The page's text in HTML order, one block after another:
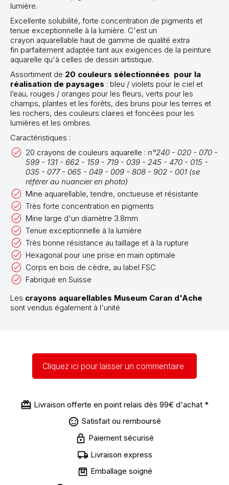
lumière.
Excellente solubilité, forte concentration de pigments et
tenue exceptionnelle à la lumière. C'est un
crayon aquarellable haut de gamme de qualité extra
fin parfaitement adaptée tant aux exigences de la peinture
aquarelle qu'à celles de dessin artistique.
Assortiment de 20 couleurs sélectionnées pour la
réalisation de paysages : bleu / violets pour le ciel et
l’eau, rouges / oranges pour les fleurs, verts pour les
champs, plantes et les forêts, des bruns pour les terres et
les rochers, des couleurs claires et foncées pour les
lumières et les ombres.
Caractéristiques :
20 crayons de couleurs aquarelle : n°240 - 020 - 070 -
599 - 131 - 662 - 159 - 719 - 039 - 245 - 470 - 015 -
035 - 077 - 065 - 049 - 009 - 808 - 902 - 001 (se
référer au nuancier en photo)
Mine aquarellable, tendre, onctueuse et résistante
Très forte concentration en pigments
Mine large d'un diamètre 3.8mm
Tenue exceptionnelle à la lumière
Très bonne résistance au taillage et à la rupture
Hexagonal pour une prise en main optimale
Corps en bois de cèdre, au label FSC
Fabriqué en Suisse
Les crayons aquarellables Museum Caran d'Ache
sont vendus également à l'unité
Cliquez ici pour laisser un commentaire
Livraison offerte en point relais dès 99€ d'achat *
Satisfait ou remboursé
Paiement sécurisé
Livraison express
Emballage soigné